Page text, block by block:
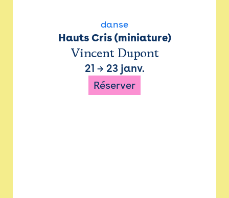
danse
Hauts Cris (miniature)
Vincent Dupont
21 → 23 janv.
Réserver